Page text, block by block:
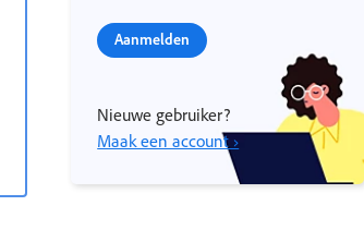
Aanmelden
Nieuwe gebruiker?
Maak een account ›